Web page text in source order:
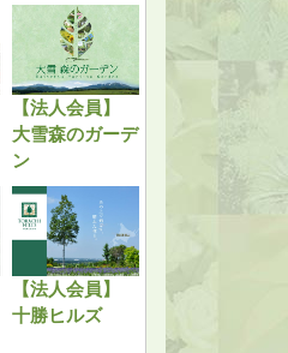
【法人会員】
大雪森のガーデ
ン
【法人会員】
十勝ヒルズ